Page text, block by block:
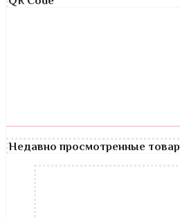
Недавно просмотренные